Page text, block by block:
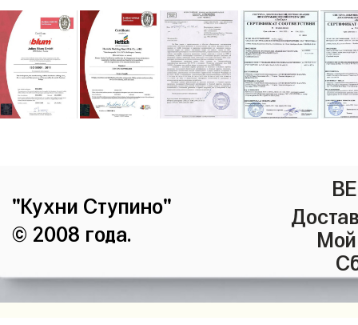
"Кухни Ступино"
© 2008 года.